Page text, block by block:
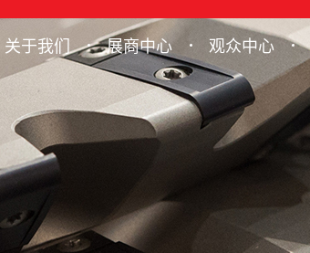
关于我们 展商中心 观众中心